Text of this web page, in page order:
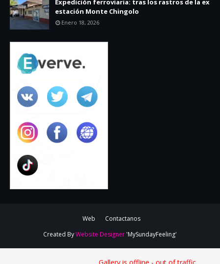
Expedición ferroviaria: tras los rastros de la ex
estación Monte Chingolo
Enero 18, 2026
Web
Contactanos
Created ByWebsite Designer 'MySundayFeeling'